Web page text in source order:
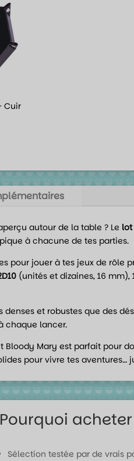
Cuir
autour de la table ? Le lot
à chacune de tes parties.
pour jouer à tes jeux de rôle
(unités et dizaines, 16 mm),
denses et robustes que des
chaque lancer.
Mary est parfait pour
pour vivre tes aventures…
Pourquoi
Sélection testée par de vrais